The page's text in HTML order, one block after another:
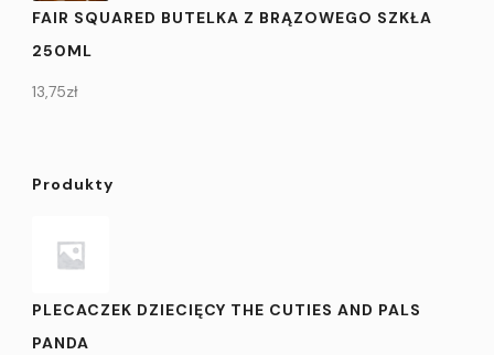
FAIR SQUARED BUTELKA Z BRĄZOWEGO SZKŁA
250ML
13,75zł
Produkty
PLECACZEK DZIECIĘCY THE CUTIES AND PALS
PANDA